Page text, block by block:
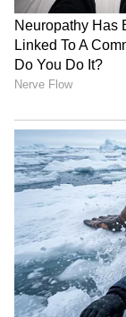
ಪ್ರತಾಪ್‌
ತಂಡದಲ್ಲಿದ್ದರೆ
ಆ ಕಡೆ ವಿನಯ್
ಗದ್ದಲ,
ನಿರ್ವಹಣೆ
ಅವರನ್ನು
ಎಂದು